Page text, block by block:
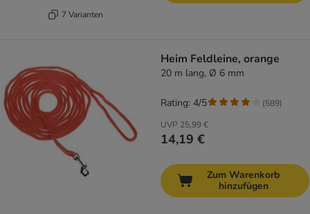
7 Varianten
Heim Feldleine, orange
20 m lang, Ø 6 mm
UVP 25,99 €
14,19 €
Rating: 4/5 (589)
Zum Warenkorb
hinzufügen